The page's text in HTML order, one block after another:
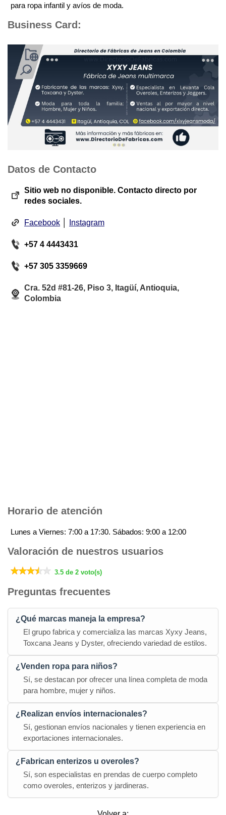
para ropa infantil y avíos de moda.
Business Card:
Datos de Contacto
Sitio web no disponible. Contacto directo por
redes sociales.
Facebook Instagram
+57 4 4443431
+57 305 3359669
Cra. 52d #81-26, Piso 3, Itagüí, Antioquia,
Colombia
Horario de atención
Lunes a Viernes: 7:00 a 17:30. Sábados: 9:00 a 12:00
Valoración de nuestros usuarios
3.5 de 2 voto(s)
Preguntas frecuentes
¿Qué marcas maneja la empresa?
El grupo fabrica y comercializa las marcas Xyxy Jeans,
Toxcana Jeans y Dyster, ofreciendo variedad de estilos.
¿Venden ropa para niños?
Sí, se destacan por ofrecer una línea completa de moda
para hombre, mujer y niños.
¿Realizan envíos internacionales?
Sí, gestionan envíos nacionales y tienen experiencia en
exportaciones internacionales.
¿Fabrican enterizos u overoles?
Sí, son especialistas en prendas de cuerpo completo
como overoles, enterizos y jardineras.